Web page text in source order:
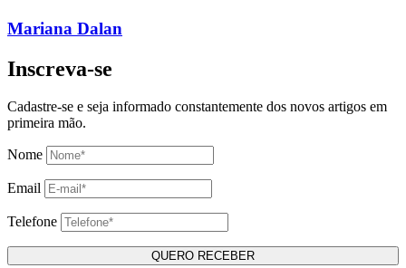
Mariana Dalan
Inscreva-se
Cadastre-se e seja informado constantemente dos novos artigos em
primeira mão.
Nome
Email
Telefone